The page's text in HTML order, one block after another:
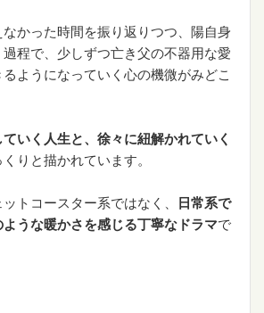
かった時間を振り返りつつ、陽自身
程で、少しずつ亡き父の不器用な愛
ようになっていく心の機微がみどこ
いく人生と、徐々に紐解かれていく
りと描かれています。
トコースター系ではなく、
日常系で
うな暖かさを感じる丁寧なドラマで